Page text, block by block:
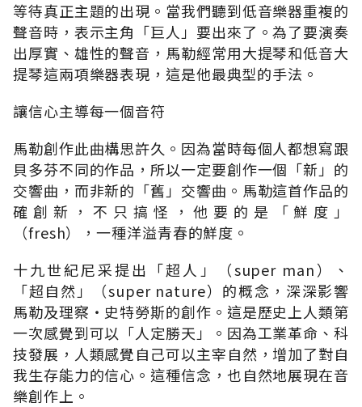
等待真正主題的出現。當我們聽到低音樂器重複的
聲音時，表示主角「巨人」要出來了。為了要演奏
出厚實、雄性的聲音，馬勒經常用大提琴和低音大
提琴這兩項樂器表現，這是他最典型的手法。
讓信心主導每一個音符
馬勒創作此曲構思許久。因為當時每個人都想寫跟
貝多芬不同的作品，所以一定要創作一個「新」的
交響曲，而非新的「舊」交響曲。馬勒這首作品的
確創新，不只搞怪，他要的是「鮮度」
（fresh），一種洋溢青春的鮮度。
十九世紀尼采提出「超人」（super man）、
「超自然」（super nature）的概念，深深影響
馬勒及理察‧史特勞斯的創作。這是歷史上人類第
一次感覺到可以「人定勝天」。因為工業革命、科
技發展，人類感覺自己可以主宰自然，增加了對自
我生存能力的信心。這種信念，也自然地展現在音
樂創作上。